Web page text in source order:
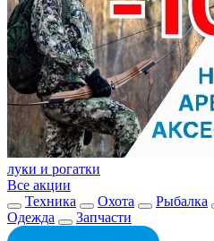
луки и рогатки
Все акции
Техника
Охота Рыбалка
Одежда
Запчасти